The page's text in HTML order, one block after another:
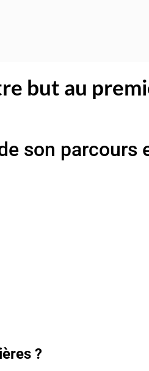
but au
son parcours
?